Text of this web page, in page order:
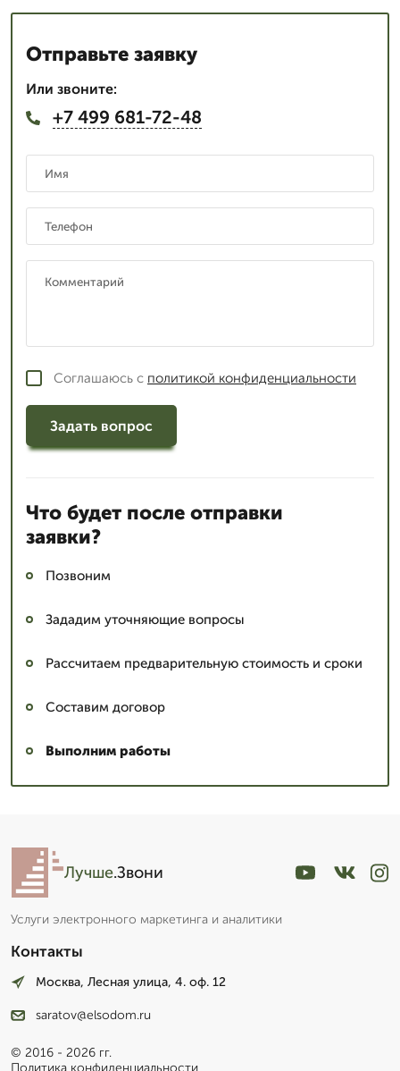
Отправьте заявку
Или звоните:
+7 499 681-72-48
Соглашаюсь с политикой конфиденциальности
Задать вопрос
Что будет после отправки
заявки?
Позвоним
Зададим уточняющие вопросы
Рассчитаем предварительную стоимость и сроки
Составим договор
Выполним работы
Лучше.Звони
Услуги электронного маркетинга и аналитики
Контакты
Москва, Лесная улица, 4. оф. 12
saratov@elsodom.ru
© 2016 - 2026 гг.
Политика конфиденциальности